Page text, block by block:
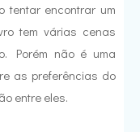
tentar encontrar um
tem várias cenas
Porém não é uma
as preferências do
entre eles.